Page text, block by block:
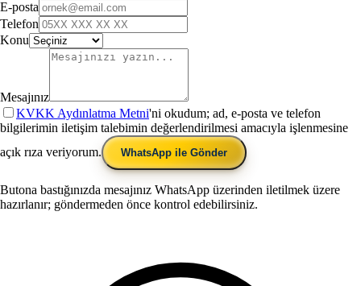
E-posta
Telefon
Konu
Mesajınız
KVKK Aydınlatma Metni'ni okudum; ad, e-posta ve telefon
bilgilerimin iletişim talebimin değerlendirilmesi amacıyla işlenmesine
açık rıza veriyorum.
WhatsApp ile Gönder
Butona bastığınızda mesajınız WhatsApp üzerinden iletilmek üzere
hazırlanır; göndermeden önce kontrol edebilirsiniz.